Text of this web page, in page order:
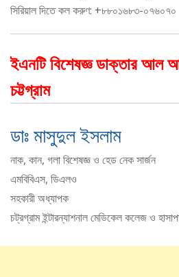
সিরিয়াল দিতে কল করুণ: +৮৮০১৬৮৩-০৭৬০৭০
ইএনটি বিশেষজ্ঞ ডাক্তার আল
চট্টগ্রাম
ডাঃ মাসুদুল ইসলাম
নাক, কান, গলা বিশেষজ্ঞ ও হেড নেক সার্জন
এমবিবিএস, ডিএলও
সহকারী অধ্যাপক
চট্রগ্রাম ইন্টারন্যাশনাল মেডিকেল কলেজ ও